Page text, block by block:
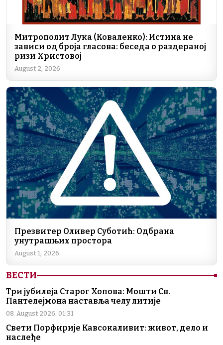
Митрополит Лука (Коваленко): Истина не
зависи од броја гласова: беседа о раздераној
ризи Христовој
August 2, 2026
Презвитер Оливер Суботић: Одбрана
унутрашњих простора
August 1, 2026
ВЕСТИ
Три јубилеја Старог Хопова: Мошти Св.
Пантелејмона наставља челу литије
08. August 2026. 01:31
Свети Порфирије Кавсокаливит: живот, дело и
наслеђе